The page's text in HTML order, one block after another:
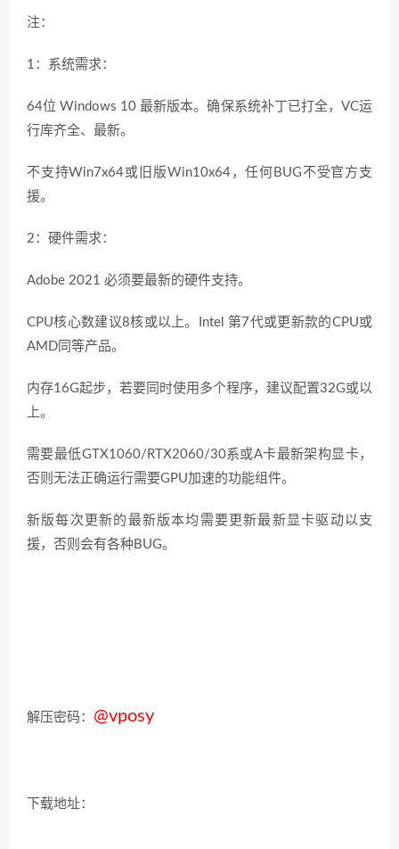
注：
1：系统需求：
64位 Windows 10 最新版本。确保系统补丁已打全，VC运
行库齐全、最新。
不支持Win7x64或旧版Win10x64，任何BUG不受官方支
援。
2：硬件需求：
Adobe 2021 必须要最新的硬件支持。
CPU核心数建议8核或以上。Intel 第7代或更新款的CPU或
AMD同等产品。
内存16G起步，若要同时使用多个程序，建议配置32G或以
上。
需要最低GTX1060/RTX2060/30系或A卡最新架构显卡，
否则无法正确运行需要GPU加速的功能组件。
新版每次更新的最新版本均需要更新最新显卡驱动以支
援，否则会有各种BUG。
解压密码： @vposy
下载地址：